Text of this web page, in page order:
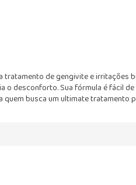
de gengivite e irritações
o desconforto. Sua fórmula é fácil
busca um ultimate tratamento